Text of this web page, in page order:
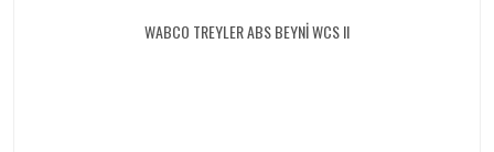
WABCO TREYLER ABS BEYNİ WCS II